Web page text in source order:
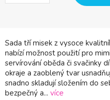
Sada tří misek z vysoce
nabízí možnost použití pro
servírování oběda či svačinky
okraje a zaoblený tvar
snadno skladují složením do
bezpečný a... více